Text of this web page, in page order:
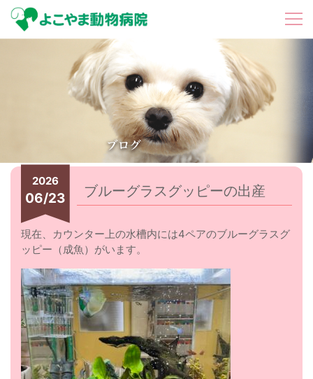
2026
06/23 ブルーグラスグッピーの出産
現在、カウンター上の水槽内には4ペアのブルーグラスグ
ッピー（成魚）がいます。